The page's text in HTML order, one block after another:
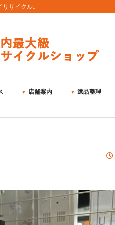
サイクル。
店舗案内 遺品整理